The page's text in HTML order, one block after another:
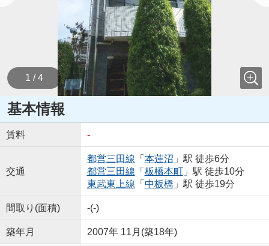
1 / 4
基本情報
賃料 -
交通
都営三田線 「 本蓮沼 」駅 徒歩6分
都営三田線 「 板橋本町」駅 徒歩10分
東武東上線 「 中板橋 」駅 徒歩19分
間取り(面積) -(-)
築年月 2007年 11月(築18年)